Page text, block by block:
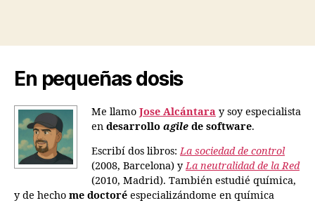
En pequeñas dosis
Me llamo Jose Alcántara y soy especialista
en desarrollo agile de software.
Escribí dos libros:La sociedad de control
(2008, Barcelona) yLa neutralidad de la Red
(2010, Madrid). También estudié química,
y de hecho me doctoré especializándome en química